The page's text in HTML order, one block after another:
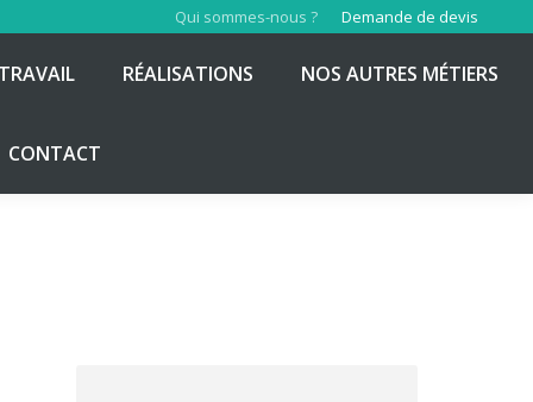
Qui sommes-nous ? Demande de devis
RÉALISATIONS NOS AUTRES MÉTIERS
CONTACT